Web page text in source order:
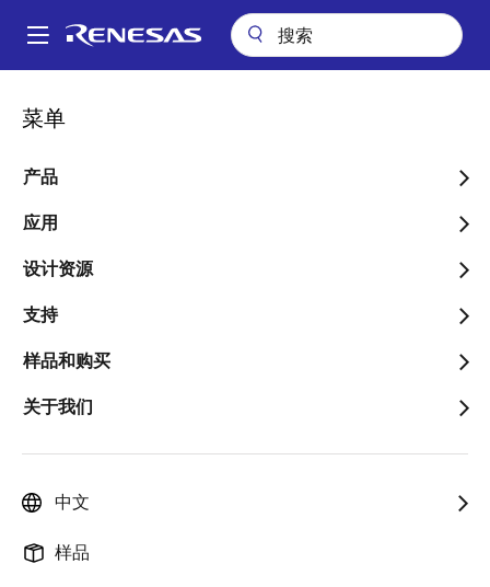
到
Main
菜单
产品
应用
设计资源
支持
样品和购买
关于我们
中文
样品
面
包
屑
ーラリー競技大会を開催
加も可能に～
2013年8月22日
サスマイコンカーラリー競技大会を本年8月24日（土）